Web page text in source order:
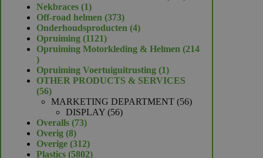
Nekbraces 11
product
Off-road helmen 373373
producten
Onderhoudsproducten 44
Opruiming 11211121
producten
Opruiming Motorkleding & Helmen
214
214
producten
Opruiming Voertuiguitrusting 11
product
OTHER PRODUCTS & SERVICES
5656
producten
MARKETING DEPARTMENT 5656
DISPLAY 5656
Overalls 7373
Overig 88
producten
Overige 312312
producten
Plastics 58025802